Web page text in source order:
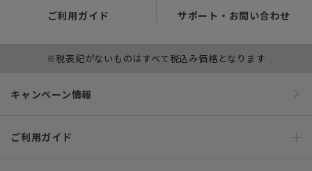
ご利用ガイド サポート・お問い合わせ
※税表記がないものはすべて税込み価格となります
キャンペーン情報
ご利用ガイド